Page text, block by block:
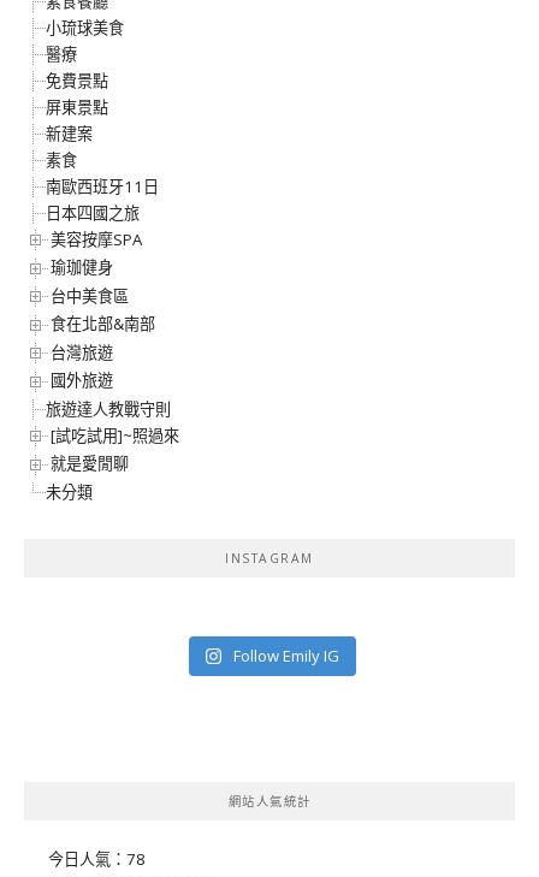
小琉球美食
醫療
免費景點
屏東景點
新建案
素食
南歐西班牙11日
日本四國之旅
美容按摩SPA
瑜珈健身
台中美食區
食在北部&南部
台灣旅遊
國外旅遊
旅遊達人教戰守則
[試吃試用]~照過來
就是愛閒聊
未分類
INSTAGRAM
Follow Emily IG
網站人氣統計
今日人氣： 78